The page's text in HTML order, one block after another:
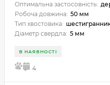
Оптимальна застосовність:
Робоча довжина: 50 мм
Тип хвостовика:
Діаметр свердла: 5 мм
В НАЯВНОСТІ
5 4